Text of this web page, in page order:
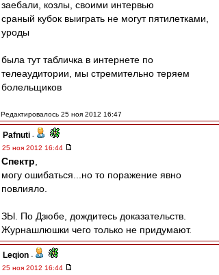
заебали, козлы, своими интервью
сраный кубок выиграть не могут пятилетками,
уроды
была тут табличка в интернете по
телеаудитории, мы стремительно теряем
болельщиков
Редактировалось 25 ноя 2012 16:47
Pafnuti -
25 ноя 2012 16:44
Спектр
могу ошибаться...но то поражение явно
повлияло.
ЗЫ. По Дзюбе, дождитесь доказательств.
Журнашлюшки чего только не придумают.
Leqion -
25 ноя 2012 16:44